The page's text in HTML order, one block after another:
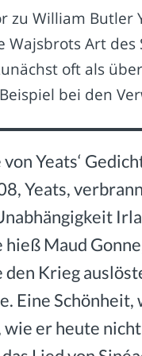
zu William
Wajsbrots Art
oft als
bei den
Yeats‘
Yeats,
Maud
den Krieg
Eine
wie er heute